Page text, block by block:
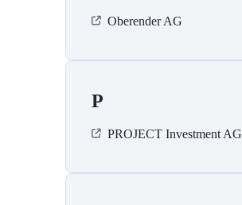
Oberender AG
P
PROJECT Investment AG